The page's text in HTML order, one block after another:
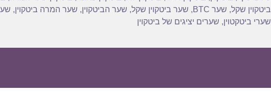
ביטקוין שקל, שער BTC , שער ביטקוין שקל, שער הביטקוין, שער המרה ביטקוין,
שערי ביטקטוין, שערים יציגים של ביטקוין